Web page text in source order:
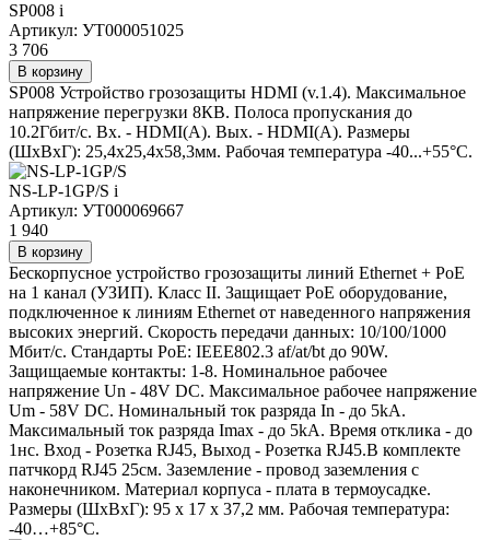
SP008 i
Артикул: УТ000051025
3 706
В корзину
SP008 Устройство грозозащиты HDMI (v.1.4). Максимальное
напряжение перегрузки 8КВ. Полоса пропускания до
10.2Гбит/с. Вх. - HDMI(A). Вых. - HDMI(A). Размеры
(ШxВxГ): 25,4x25,4x58,3мм. Рабочая температура -40...+55°C.
NS-LP-1GP/S i
Артикул: УТ000069667
1 940
В корзину
Бескорпусное устройство грозозащиты линий Ethernet + PoE
на 1 канал (УЗИП). Класс II. Защищает PoE оборудование,
подключенное к линиям Ethernet от наведенного напряжения
высоких энергий. Скорость передачи данных: 10/100/1000
Мбит/c. Стандарты PoE: IEEE802.3 af/at/bt до 90W.
Защищаемые контакты: 1-8. Номинальное рабочее
напряжение Un - 48V DC. Максимальное рабочее напряжение
Um - 58V DC. Номинальный ток разряда In - до 5kA.
Максимальный ток разряда Imax - до 5kA. Время отклика - до
1нс. Вход - Розетка RJ45, Выход - Розетка RJ45.В комплекте
патчкорд RJ45 25см. Заземление - провод заземления с
наконечником. Материал корпуса - плата в термоусадке.
Размеры (ШxВxГ): 95 x 17 x 37,2 мм. Рабочая температура:
-40…+85°С.